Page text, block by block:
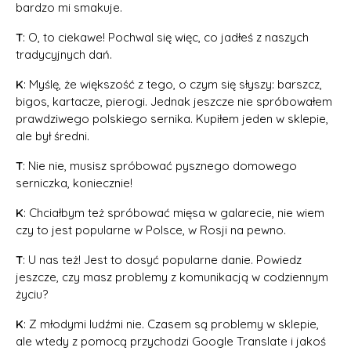
bardzo mi smakuje.
T: O, to ciekawe! Pochwal się więc, co jadłeś z naszych
tradycyjnych dań.
K: Myślę, że większość z tego, o czym się słyszy: barszcz,
bigos, kartacze, pierogi. Jednak jeszcze nie spróbowałem
prawdziwego polskiego sernika. Kupiłem jeden w sklepie,
ale był średni.
T: Nie nie, musisz spróbować pysznego domowego
serniczka, koniecznie!
K: Chciałbym też spróbować mięsa w galarecie, nie wiem
czy to jest popularne w Polsce, w Rosji na pewno.
T: U nas też! Jest to dosyć popularne danie. Powiedz
jeszcze, czy masz problemy z komunikacją w codziennym
życiu?
K: Z młodymi ludźmi nie. Czasem są problemy w sklepie,
ale wtedy z pomocą przychodzi Google Translate i jakoś